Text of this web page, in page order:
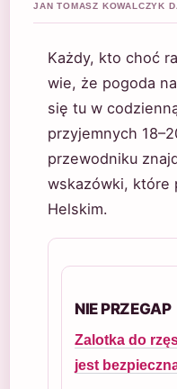
JAN TOMASZ KOWALCZYK
Każdy, kto choć
wie, że pogoda
się tu w
przyjemnych
przewodniku
wskazówki, które
Helskim.
NIE PRZEGAP
Zalotka do
jest